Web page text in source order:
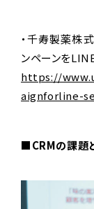
・千寿製薬株
ンペーンを
https://
aignforline-
■CRMの課題